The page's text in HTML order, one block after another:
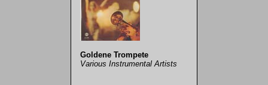
Goldene Trompete
Various Instrumental Artists